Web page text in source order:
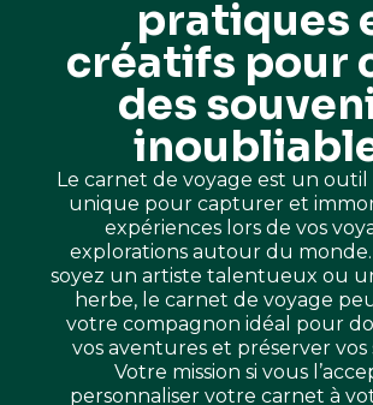
pratiques
créatifs pour
des
Le carnet de voyage est un
unique pour capturer et
expériences lors de vos
explorations autour du
soyez un artiste talentueux ou
herbe, le carnet de voyage
votre compagnon idéal pour
vos aventures et préserver vos
Votre mission si vous
personnaliser votre carnet à